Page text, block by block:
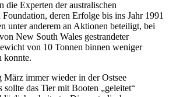
die Experten der australischen
deren Erfolge bis ins Jahr 1991
unter anderem an Aktionen beteiligt, bei
New South Wales gestrandeter
von 10 Tonnen binnen weniger
konnte.
März immer wieder in der Ostsee
sollte das Tier mit Booten „geleitet“